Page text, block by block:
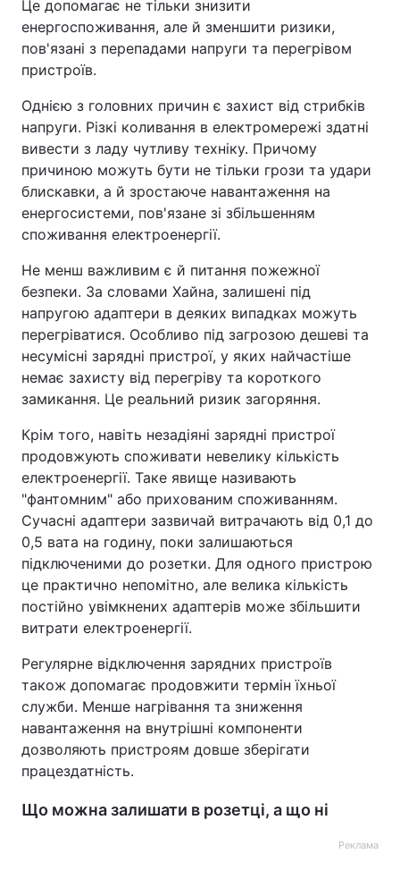
Це допомагає не тільки знизити
енергоспоживання, але й зменшити ризики,
пов'язані з перепадами напруги та перегрівом
пристроїв.
Однією з головних причин є захист від стрибків
напруги. Різкі коливання в електромережі здатні
вивести з ладу чутливу техніку. Причому
причиною можуть бути не тільки грози та удари
блискавки, а й зростаюче навантаження на
енергосистеми, пов'язане зі збільшенням
споживання електроенергії.
Не менш важливим є й питання пожежної
безпеки. За словами Хайна, залишені під
напругою адаптери в деяких випадках можуть
перегріватися. Особливо під загрозою дешеві та
несумісні зарядні пристрої, у яких найчастіше
немає захисту від перегріву та короткого
замикання. Це реальний ризик загоряння.
Крім того, навіть незадіяні зарядні пристрої
продовжують споживати невелику кількість
електроенергії. Таке явище називають
"фантомним" або прихованим споживанням.
Сучасні адаптери зазвичай витрачають від 0,1 до
0,5 вата на годину, поки залишаються
підключеними до розетки. Для одного пристрою
це практично непомітно, але велика кількість
постійно увімкнених адаптерів може збільшити
витрати електроенергії.
Регулярне відключення зарядних пристроїв
також допомагає продовжити термін їхньої
служби. Менше нагрівання та зниження
навантаження на внутрішні компоненти
дозволяють пристроям довше зберігати
працездатність.
Що можна залишати в розетці, а що ні
Реклама